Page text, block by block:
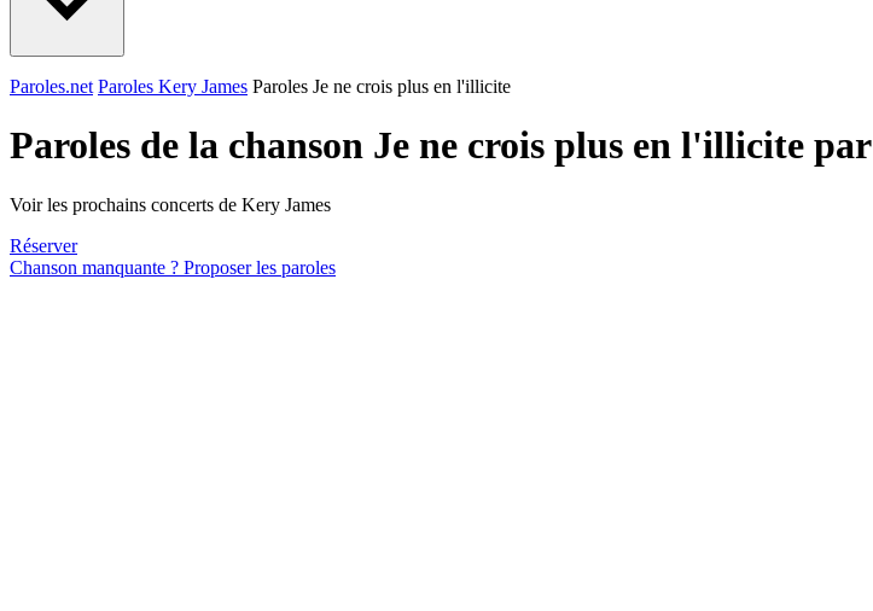
Paroles.net Paroles Kery James Paroles Je ne crois plus en l'illicite
Paroles de la chanson Je ne crois plus en l'illicite par
Voir les prochains concerts de Kery James
Réserver
Chanson manquante ? Proposer les paroles